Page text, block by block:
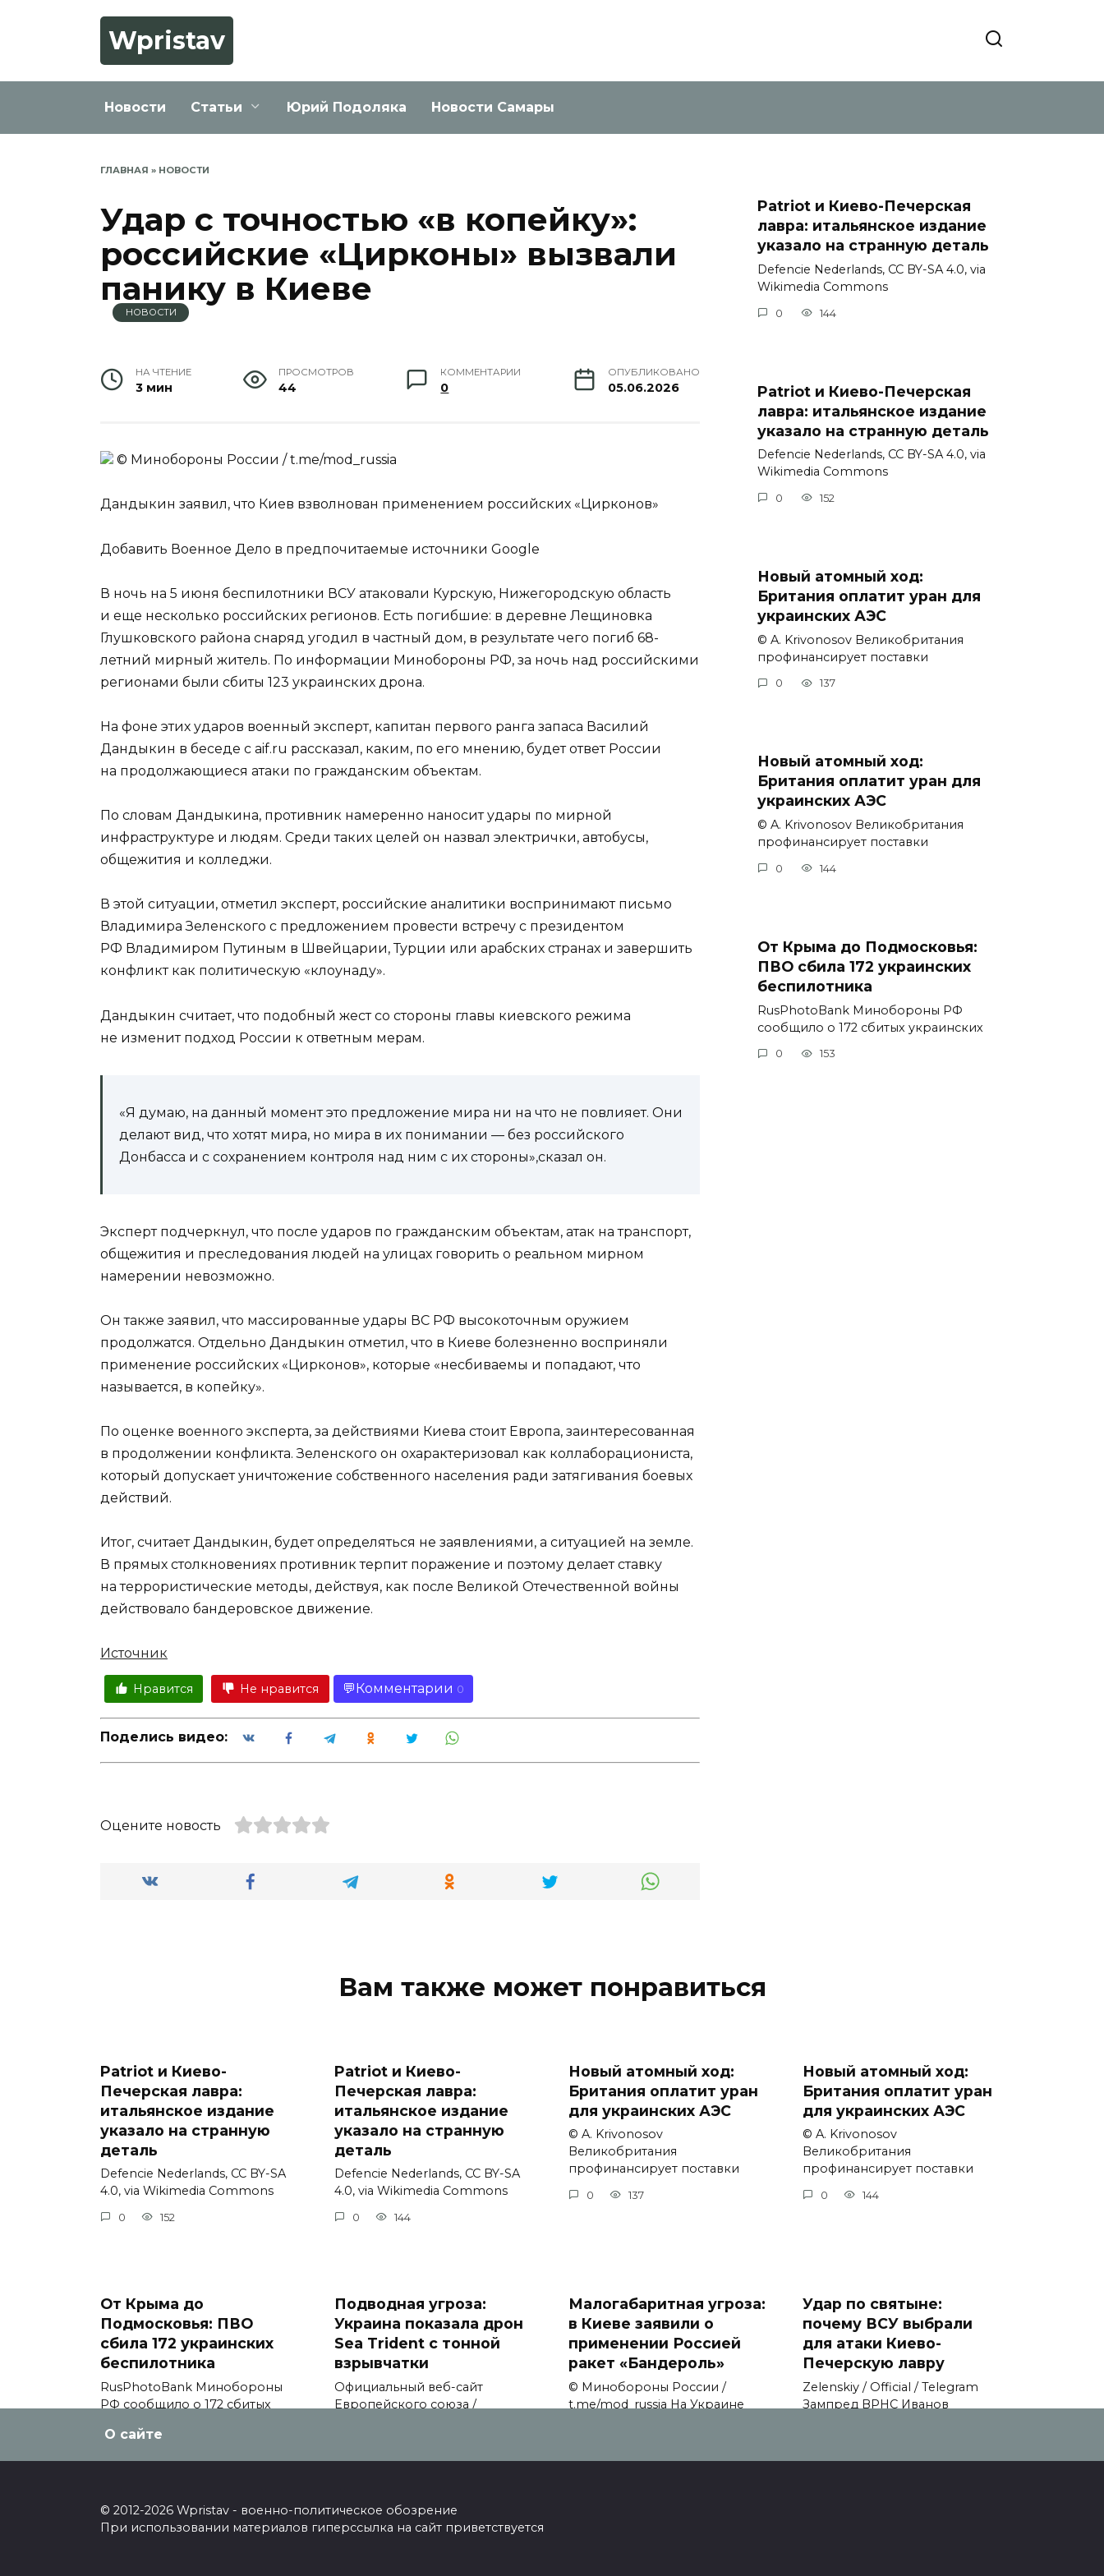
Wpristav
Новости Статьи Юрий Подоляка Новости Самары
ГЛАВНАЯ » НОВОСТИ
Удар с точностью «в копейку»:
российские «Цирконы» вызвали
панику в Киеве
НОВОСТИ
НА ЧТЕНИЕ
3 мин
ПРОСМОТРОВ
44
КОММЕНТАРИИ
0
ОПУБЛИКОВАНО
05.06.2026
© Минобороны России / t.me/mod_russia
Дандыкин заявил, что Киев взволнован применением российских «Цирконов»
Добавить Военное Дело в предпочитаемые источники Google
В ночь на 5 июня беспилотники ВСУ атаковали Курскую, Нижегородскую область
и еще несколько российских регионов. Есть погибшие: в деревне Лещиновка
Глушковского района снаряд угодил в частный дом, в результате чего погиб 68-
летний мирный житель. По информации Минобороны РФ, за ночь над российскими
регионами были сбиты 123 украинских дрона.
На фоне этих ударов военный эксперт, капитан первого ранга запаса Василий
Дандыкин в беседе с aif.ru рассказал, каким, по его мнению, будет ответ России
на продолжающиеся атаки по гражданским объектам.
По словам Дандыкина, противник намеренно наносит удары по мирной
инфраструктуре и людям. Среди таких целей он назвал электрички, автобусы,
общежития и колледжи.
В этой ситуации, отметил эксперт, российские аналитики воспринимают письмо
Владимира Зеленского с предложением провести встречу с президентом
РФ Владимиром Путиным в Швейцарии, Турции или арабских странах и завершить
конфликт как политическую «клоунаду».
Дандыкин считает, что подобный жест со стороны главы киевского режима
не изменит подход России к ответным мерам.
«Я думаю, на данный момент это предложение мира ни на что не повлияет. Они
делают вид, что хотят мира, но мира в их понимании — без российского
Донбасса и с сохранением контроля над ним с их стороны»,сказал он.
Эксперт подчеркнул, что после ударов по гражданским объектам, атак на транспорт,
общежития и преследования людей на улицах говорить о реальном мирном
намерении невозможно.
Он также заявил, что массированные удары ВС РФ высокоточным оружием
продолжатся. Отдельно Дандыкин отметил, что в Киеве болезненно восприняли
применение российских «Цирконов», которые «несбиваемы и попадают, что
называется, в копейку».
По оценке военного эксперта, за действиями Киева стоит Европа, заинтересованная
в продолжении конфликта. Зеленского он охарактеризовал как коллаборациониста,
который допускает уничтожение собственного населения ради затягивания боевых
действий.
Итог, считает Дандыкин, будет определяться не заявлениями, а ситуацией на земле.
В прямых столкновениях противник терпит поражение и поэтому делает ставку
на террористические методы, действуя, как после Великой Отечественной войны
действовало бандеровское движение.
Источник
Нравится Не нравится Комментарии 0
Поделись видео:
Оцените новость
Patriot и Киево-Печерская
лавра: итальянское издание
указало на странную деталь
Defencie Nederlands, CC BY-SA 4.0, via
Wikimedia Commons
0 144
Patriot и Киево-Печерская
лавра: итальянское издание
указало на странную деталь
Defencie Nederlands, CC BY-SA 4.0, via
Wikimedia Commons
0 152
Новый атомный ход:
Британия оплатит уран для
украинских АЭС
© A. Krivonosov Великобритания
профинансирует поставки
0 137
Новый атомный ход:
Британия оплатит уран для
украинских АЭС
© A. Krivonosov Великобритания
профинансирует поставки
0 144
От Крыма до Подмосковья:
ПВО сбила 172 украинских
беспилотника
RusPhotoBank Минобороны РФ
сообщило о 172 сбитых украинских
0 153
Вам также может понравиться
Patriot и Киево-
Печерская лавра:
итальянское издание
указало на странную
деталь
Defencie Nederlands, CC BY-SA
4.0, via Wikimedia Commons
0 152
Patriot и Киево-
Печерская лавра:
итальянское издание
указало на странную
деталь
Defencie Nederlands, CC BY-SA
4.0, via Wikimedia Commons
0 144
Новый атомный ход:
Британия оплатит уран
для украинских АЭС
© A. Krivonosov
Великобритания
профинансирует поставки
0 137
Новый атомный ход:
Британия оплатит уран
для украинских АЭС
© A. Krivonosov
Великобритания
профинансирует поставки
0 144
От Крыма до
Подмосковья: ПВО
сбила 172 украинских
беспилотника
RusPhotoBank Минобороны
РФ сообщило о 172 сбитых
Подводная угроза:
Украина показала дрон
Sea Trident с тонной
взрывчатки
Официальный веб-сайт
Европейского союза /
Малогабаритная угроза:
в Киеве заявили о
применении Россией
ракет «Бандероль»
© Минобороны России /
t.me/mod_russia На Украине
Удар по святыне:
почему ВСУ выбрали
для атаки Киево-
Печерскую лавру
Zеlеnskiу / Оfficiаl / Telegram
Зампред ВРНС Иванов
О сайте
© 2012-2026 Wpristav - военно-политическое обозрение
При использовании материалов гиперссылка на сайт приветствуется